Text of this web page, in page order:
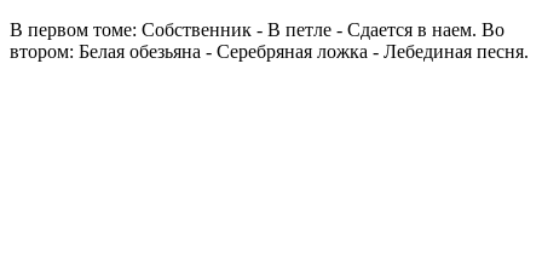
В первом томе: Собственник - В петле - Сдается в наем. Во
втором: Белая обезьяна - Серебряная ложка - Лебединая песня.